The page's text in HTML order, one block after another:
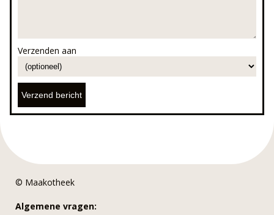
Verzenden aan
© Maakotheek
Algemene vragen: